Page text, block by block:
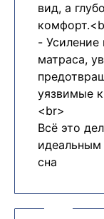
вид, а
- Усиление
матраса,
уязвимые
<br>
Всё это
идеальным
сна